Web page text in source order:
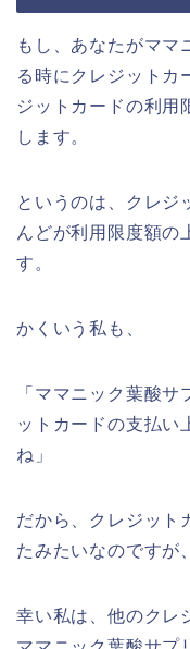
もし、あなたがママ
る時にクレジットカ
ジットカードの利用
します。
というのは、クレジ
んどが利用限度額の
す。
かくいう私も、
「ママニック葉酸
ットカードの支払い
ね」
だから、クレジット
たみたいなのですが
幸い私は、他のクレ